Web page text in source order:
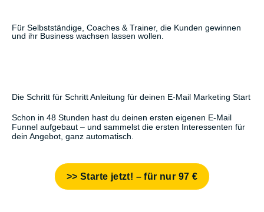
springen
Für Selbstständige, Coaches & Trainer, die Kunden gewinnen
und ihr Business wachsen lassen wollen.
Die Schritt für Schritt Anleitung für deinen E-Mail Marketing Start
Schon in 48 Stunden hast du deinen ersten eigenen E-Mail
Funnel aufgebaut – und sammelst die ersten Interessenten für
dein Angebot, ganz automatisch.
>> Starte jetzt! – für nur 97 €